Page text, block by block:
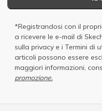
*Registrandosi con il
a ricevere le e-mail di
sulla privacy e i Termini di
articoli possono essere
maggiori informazioni,
promozione.